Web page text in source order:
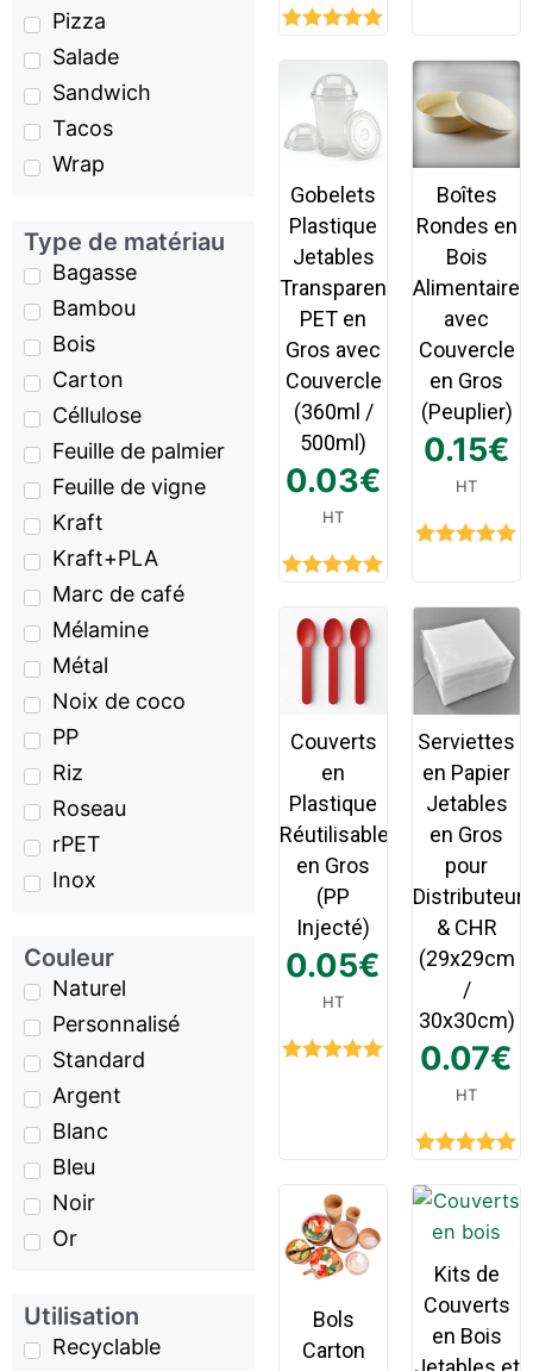
Pizza
Salade
Sandwich
Tacos
Wrap
Type de matériau
Bagasse
Bambou
Bois
Carton
Céllulose
Feuille de palmier
Feuille de vigne
Kraft
Kraft+PLA
Marc de café
Mélamine
Métal
Noix de coco
PP
Riz
Roseau
rPET
Inox
Couleur
Naturel
Personnalisé
Standard
Argent
Blanc
Bleu
Noir
Or
Utilisation
Recyclable
Gobelets
Plastique
Jetables
Transparent
PET en
Gros avec
Couvercle
(360ml /
500ml)
0.03€
HT
Boîtes
Rondes en
Bois
Alimentaire
avec
Couvercle
en Gros
(Peuplier)
0.15€
HT
Couverts
en
Plastique
Réutilisables
en Gros
(PP
Injecté)
0.05€
HT
Serviettes
en Papier
Jetables
en Gros
pour
& CHR
(29x29cm
/
30x30cm)
0.07€
HT
Bols
Carton
Kits de
Couverts
en Bois